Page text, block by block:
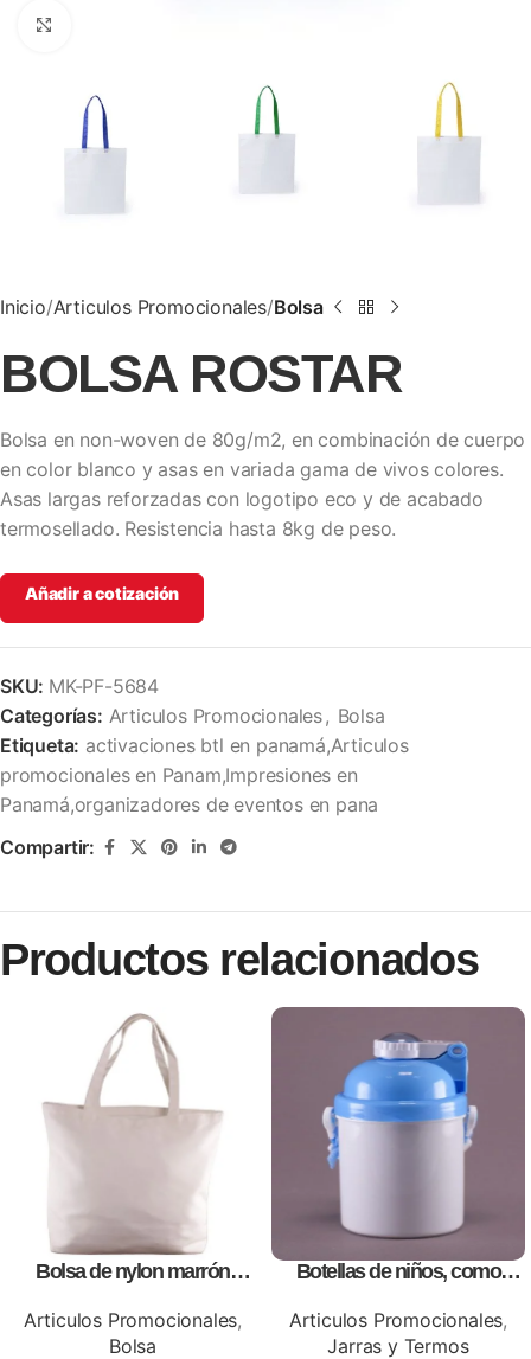
Inicio Articulos Promocionales Bolsa
BOLSA ROSTAR
Bolsa en non-woven de 80g/m2, en combinación de cuerpo
en color blanco y asas en variada gama de vivos colores.
Asas largas reforzadas con logotipo eco y de acabado
termosellado. Resistencia hasta 8kg de peso.
Añadir a cotización
SKU: MK-PF-5684
Categorías: Articulos Promocionales , Bolsa
Etiqueta: activaciones btl en panamá,Articulos
promocionales en Panam,Impresiones en
Panamá,organizadores de eventos en pana
Compartir:
Productos relacionados
Bolsa de nylon marrón
color
Articulos Promocionales,
Bolsa
Botellas de niños, como
Articulos Promocionales,
Jarras y Termos